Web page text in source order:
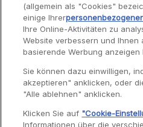
(allgemein als "Cookies"
einige Ihrer
Ihre Online-Aktivitäten zu
Website verbessern und Ihnen
basierende Werbung anzeigen
Sie können dazu einwilligen,
akzeptieren" anklicken, oder
"Alle ablehnen" anklicken.
Klicken Sie auf "Cookie-
Informationen über die